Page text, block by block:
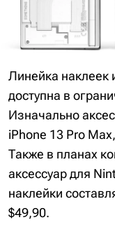
Линейка наклеек
доступна в
Изначально
iPhone 13 Pro
Также в планах
аксессуар для
наклейки
$49,90.